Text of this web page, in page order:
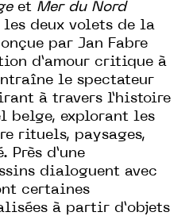
et Mer du Nord
deux volets de la
par Jan Fabre
d’amour critique à
le spectateur
à travers l’histoire
belge, explorant les
rituels, paysages,
d’une
dialoguent avec
certaines
à partir d’objets